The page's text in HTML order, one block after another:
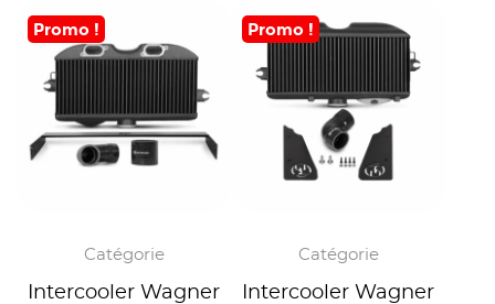
Promo !
Catégorie
Intercooler Wagner
Promo !
Catégorie
Intercooler Wagner